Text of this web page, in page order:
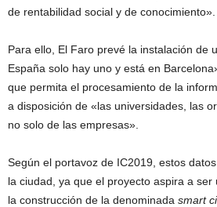
de rentabilidad social y de conocimiento».
Para ello, El Faro prevé la instalación de
España solo hay uno y está en
que permita el procesamiento de la
a disposición de «las universidades, las
no solo de las empresas».
Según el portavoz de IC2019, estos
la ciudad, ya que el proyecto aspira a
la construcción de la denominada smart